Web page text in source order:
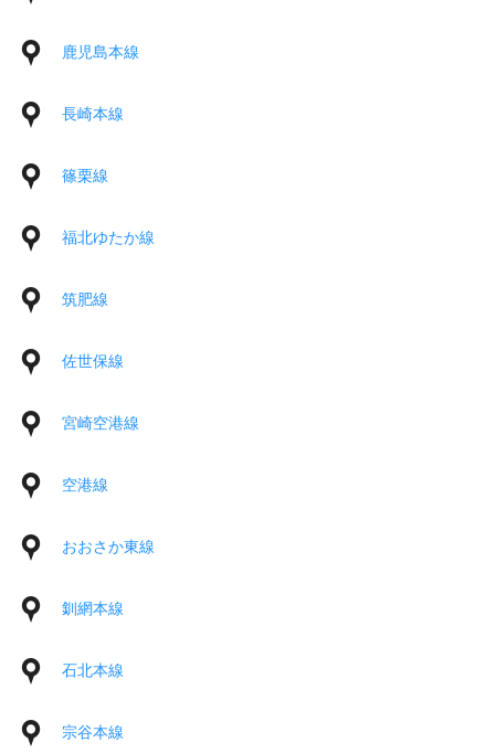
鹿児島本線
長崎本線
篠栗線
福北ゆたか線
筑肥線
佐世保線
宮崎空港線
空港線
おおさか東線
釧網本線
石北本線
宗谷本線